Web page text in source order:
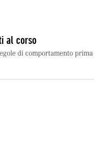
al corso
di comportamento prima